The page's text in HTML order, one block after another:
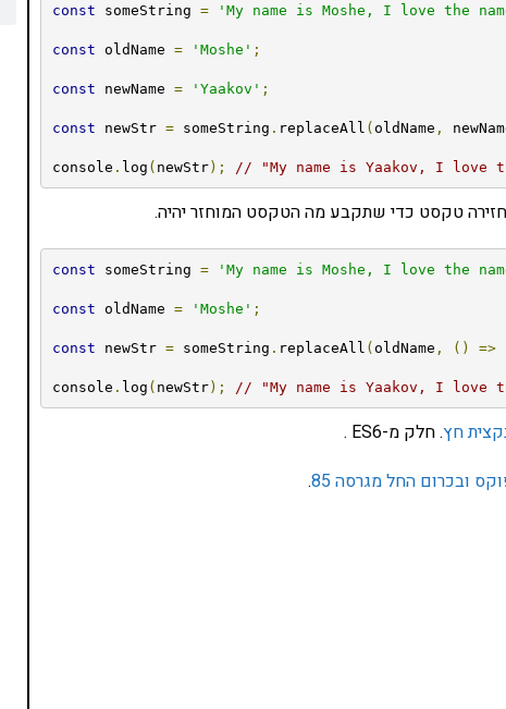
const someString = 'My name is Moshe, I love the
const oldName = 'Moshe' ;
const newName = 'Yaakov' ;
const newStr = someString . replaceAll ( oldName ,
console . log ( newStr); // "My name is Yaakov, I love
const someString = 'My name is Moshe, I love the
const oldName = 'Moshe' ;
const newStr = someString . replaceAll ( oldName , () =>
console . log ( newStr); // "My name is Yaakov, I love
חץ. חלק מ-ES6 .
.